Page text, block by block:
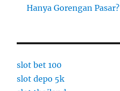
Hanya Gorengan Pasar?
slot bet 100
slot depo 5k